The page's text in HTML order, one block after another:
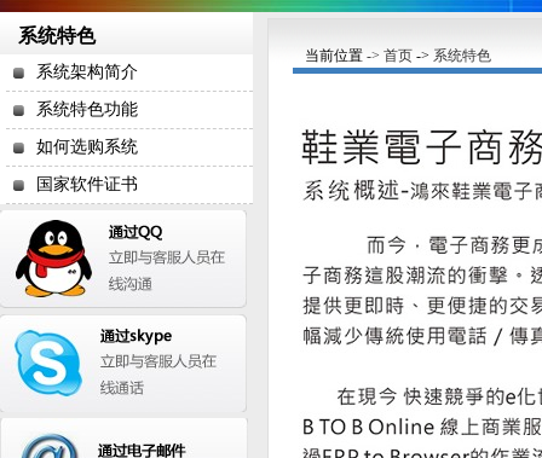
系统特色
系统架构简介
系统特色功能
如何选购系统
国家软件证书
当前位置 -> 首页 -> 系统特色